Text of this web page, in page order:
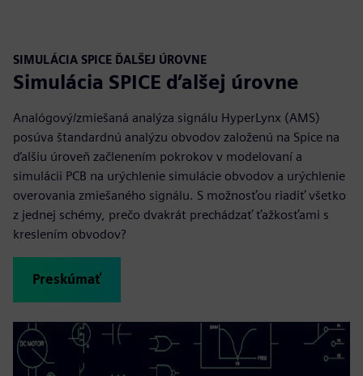
SIMULÁCIA SPICE ĎALŠEJ ÚROVNE
Simulácia SPICE ďalšej úrovne
Analógový/zmiešaná analýza signálu HyperLynx (AMS)
posúva štandardnú analýzu obvodov založenú na Spice na
ďalšiu úroveň začlenením pokrokov v modelovaní a
simulácii PCB na urýchlenie simulácie obvodov a urýchlenie
overovania zmiešaného signálu. S možnosťou riadiť všetko
z jednej schémy, prečo dvakrát prechádzať ťažkosťami s
kreslením obvodov?
Preskúmať